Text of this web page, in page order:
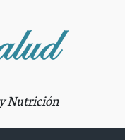
Nutrición